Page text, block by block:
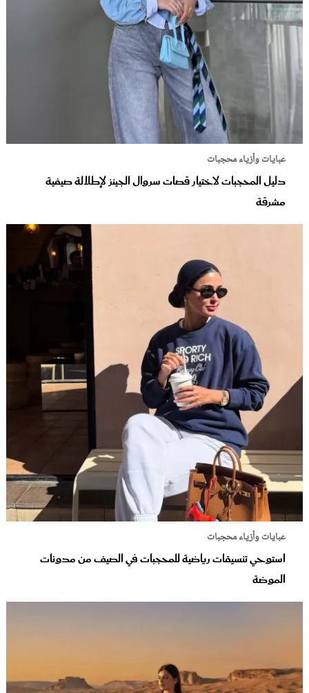
عبايات وأزياء محجبات
دليل المحجبات لاختيار قصات سروال الجينز لإطلالة صيفية
مشرقة
عبايات وأزياء محجبات
استوحي تنسيقات رياضية للمحجبات في الصيف من مدونات
الموضة